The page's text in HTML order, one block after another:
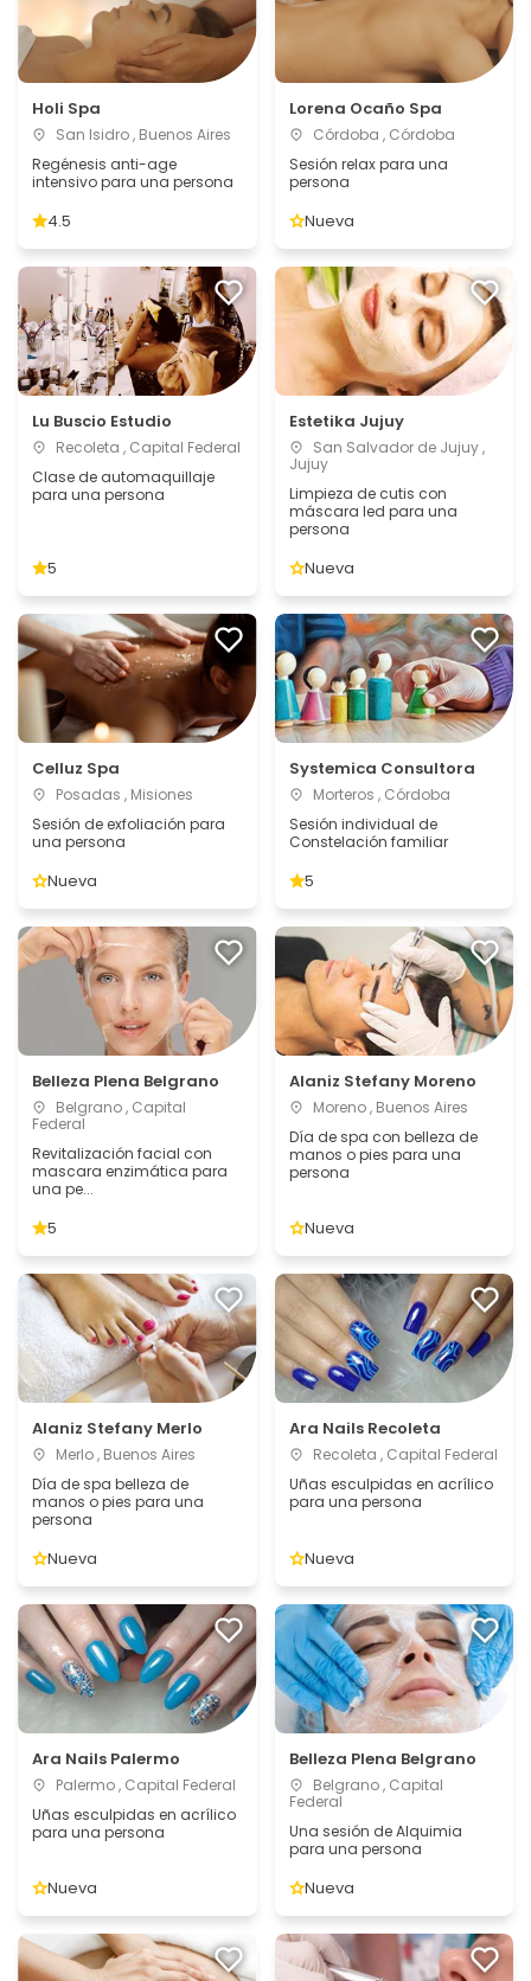
Holi Spa
San Isidro , Buenos Aires
Regénesis anti-age
intensivo para una persona
4.5
Lorena Ocaño Spa
Córdoba , Córdoba
Sesión relax para una
persona
Nueva
Lu Buscio Estudio
Recoleta , Capital Federal
Clase de automaquillaje
para una persona
5
Estetika Jujuy
San Salvador de Jujuy ,
Jujuy
Limpieza de cutis con
máscara led para una
persona
Nueva
Celluz Spa
Posadas , Misiones
Sesión de exfoliación para
una persona
Nueva
Systemica Consultora
Morteros , Córdoba
Sesión individual de
Constelación familiar
5
Belleza Plena Belgrano
Belgrano , Capital
Federal
Revitalización facial con
mascara enzimática para
una pe...
5
Alaniz Stefany Moreno
Moreno , Buenos Aires
Día de spa con belleza de
manos o pies para una
persona
Nueva
Alaniz Stefany Merlo
Merlo , Buenos Aires
Día de spa belleza de
manos o pies para una
persona
Nueva
Ara Nails Recoleta
Recoleta , Capital Federal
Uñas esculpidas en acrílico
para una persona
Nueva
Ara Nails Palermo
Palermo , Capital Federal
Uñas esculpidas en acrílico
para una persona
Nueva
Belleza Plena Belgrano
Belgrano , Capital
Federal
Una sesión de Alquimia
para una persona
Nueva